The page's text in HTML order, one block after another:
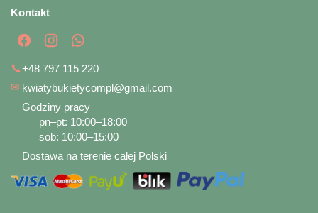
Kontakt
📞+48 797 115 220
✉ kwiatybukietycompl@gmail.com
Godziny pracy
pn–pt: 10:00–18:00
sob: 10:00–15:00
Dostawa na terenie całej Polski